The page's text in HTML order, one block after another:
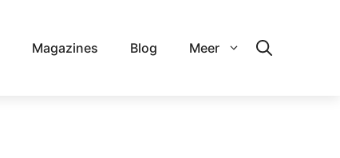
Magazines Blog Meer